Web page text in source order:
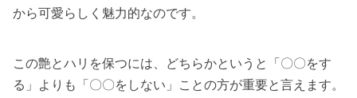
から可愛らしく魅力的なのです。
この艶とハリを保つには、どちらかというと「〇〇をす
る」よりも「〇〇をしない」ことの方が重要と言えます。